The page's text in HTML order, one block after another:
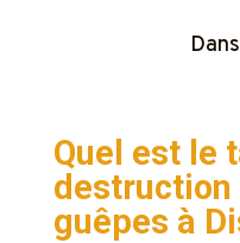
Quel est le
destruction
guêpes à